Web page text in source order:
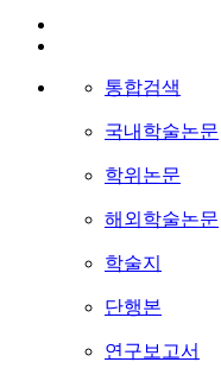
통합검색
국내학술논문
학위논문
해외학술논문
학술지
단행본
연구보고서